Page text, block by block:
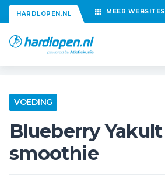
HARDLOPEN.NL MEER WEBSITES
VOEDING
Blueberry Yakult
smoothie